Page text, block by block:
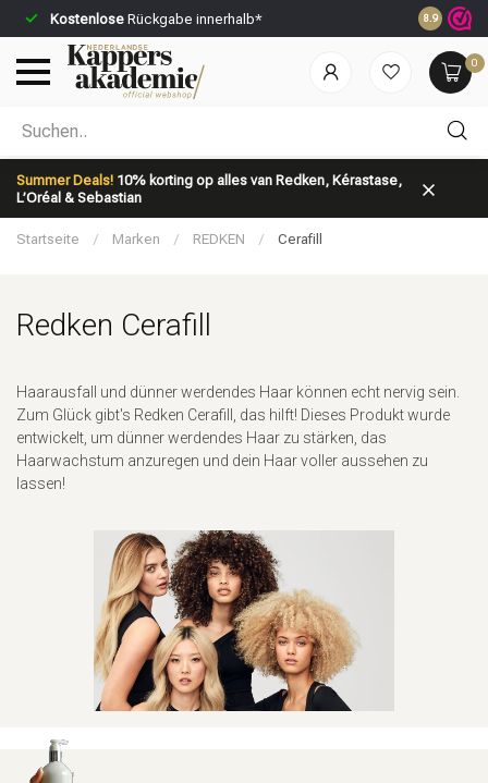
Kostenlose Rückgabe innerhalb* Vor 23:59
8.9
0
Summer Deals! 10% korting op alles van Redken, Kérastase,
L’Oréal & Sebastian
Nach welcher Kategorie suchst du?
Startseite / Marken / REDKEN / Cerafill
Redken Cerafill
Haarausfall und dünner werdendes Haar können echt nervig sein.
Zum Glück gibt's Redken Cerafill, das hilft! Dieses Produkt wurde
entwickelt, um dünner werdendes Haar zu stärken, das
Haarwachstum anzuregen und dein Haar voller aussehen zu
lassen!